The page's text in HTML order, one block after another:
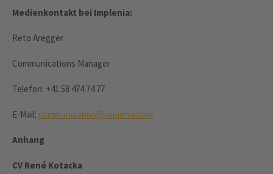
Medienkontakt bei Implenia:
Reto Aregger
Communications Manager
Telefon: +41 58 474 74 77
E-Mail: communication@implenia.com
Anhang
CV René Kotacka